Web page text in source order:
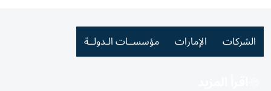
الشركات الإمارات مؤسســات الـدولــة